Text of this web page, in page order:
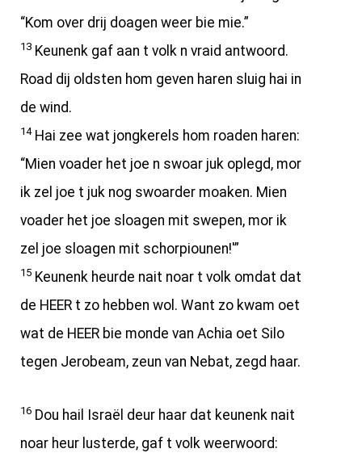
“Kom over drij doagen weer bie mie.”
13 Keunenk gaf aan t volk n vraid antwoord.
Road dij oldsten hom geven haren sluig hai in
de wind.
14Hai zee wat jongkerels hom roaden haren:
“Mien voader het joe n swoar juk oplegd, mor
ik zel joe t juk nog swoarder moaken. Mien
voader het joe sloagen mit swepen, mor ik
zel joe sloagen mit schorpiounen!'”
15 Keunenk heurde nait noar t volk omdat dat
de HEER t zo hebben wol. Want zo kwam oet
wat de HEER bie monde van Achia oet Silo
tegen Jerobeam, zeun van Nebat, zegd haar.
16 Dou hail Israël deur haar dat keunenk nait
noar heur lusterde, gaf t volk weerwoord: